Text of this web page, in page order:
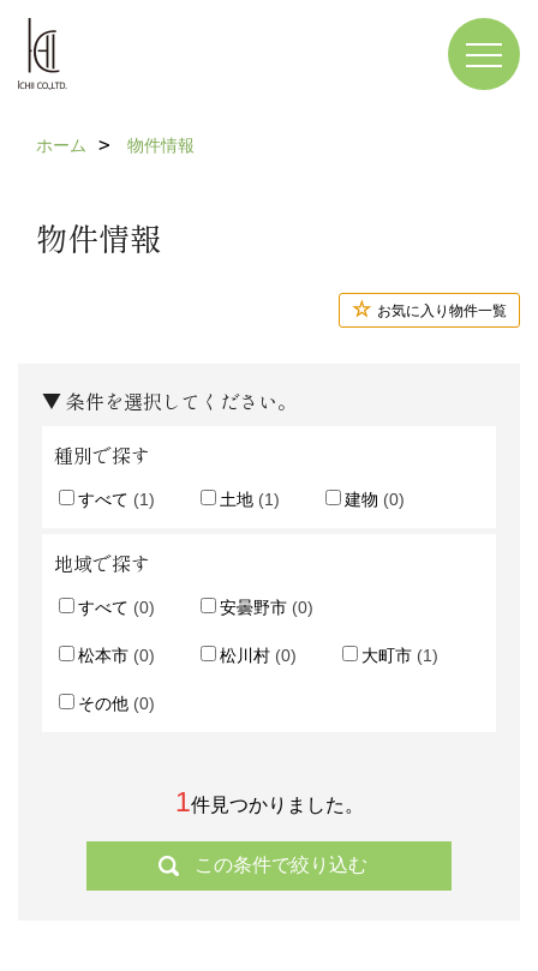
ホーム 物件情報
物件情報
お気に入り物件一覧
▼ 条件を選択してください。
種別で探す
すべて (1) 土地 (1) 建物 (0)
地域で探す
すべて (0) 安曇野市 (0)
松本市 (0) 松川村 (0) 大町市 (1)
その他 (0)
1件見つかりました。